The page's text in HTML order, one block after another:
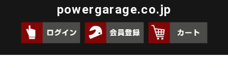
powergarage.co.jp